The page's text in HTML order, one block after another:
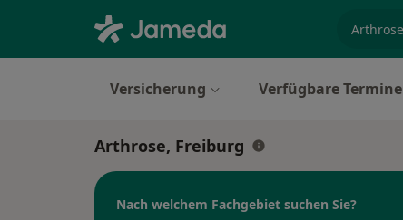
Versicherung Verfügbare Termine
Arthrose, Freiburg
Nach welchem Fachgebiet suchen Sie?